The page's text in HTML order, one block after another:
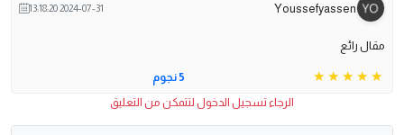
Youssefyassen
2024-07-31 13:18:20
مقال رائع
5 نجوم
الرجاء تسجيل الدخول لتتمكن من التعليق